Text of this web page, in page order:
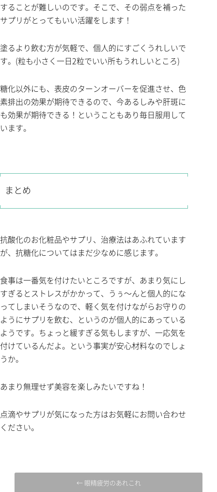
することが難しいのです。そこで、その弱点を補った
サプリがとってもいい活躍をします！
塗るより飲む方が気軽で、個人的にすごくうれしいで
す。(粒も小さく一日2粒でいい所もうれしいところ)
糖化以外にも、表皮のターンオーバーを促進させ、色
素排出の効果が期待できるので、今あるしみや肝斑に
も効果が期待できる！ということもあり毎日服用して
います。
まとめ
抗酸化のお化粧品やサプリ、治療法はあふれています
が、抗糖化についてはまだ少なめに感じます。
食事は一番気を付けたいところですが、あまり気にし
すぎるとストレスがかかって、うぅ～んと個人的にな
ってしまいそうなので、軽く気を付けながらお守りの
ようにサプリを飲む、というのが個人的にあっている
ようです。ちょっと緩すぎる気もしますが、一応気を
付けているんだよ。という事実が安心材料なのでしょ
うか。
あまり無理せず美容を楽しみたいですね！
点滴やサプリが気になった方はお気軽にお問い合わせ
ください。
← 眼精疲労のあれこれ